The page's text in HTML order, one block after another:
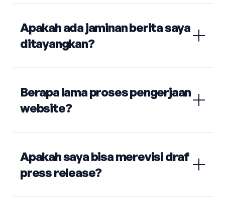
Apakah ada jaminan berita saya
ditayangkan?
Berapa lama proses pengerjaan
website?
Apakah saya bisa merevisi draf
press release?